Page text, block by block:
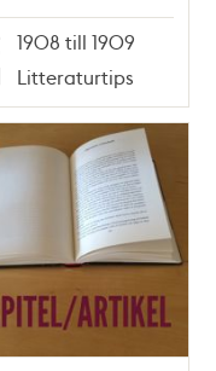
1908 till 1909
Litteraturtips